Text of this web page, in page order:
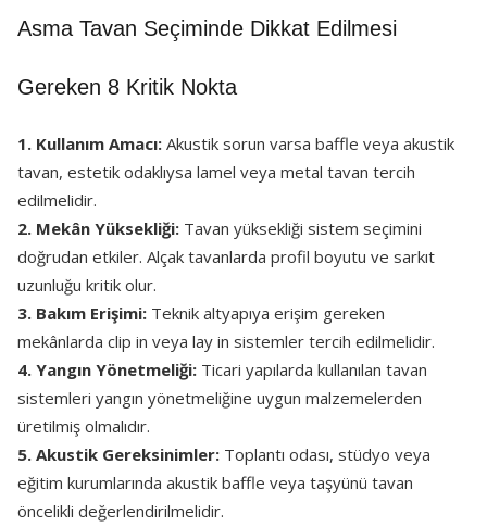
Asma Tavan Seçiminde Dikkat Edilmesi
Gereken 8 Kritik Nokta
1. Kullanım Amacı: Akustik sorun varsa baffle veya akustik
tavan, estetik odaklıysa lamel veya metal tavan tercih
edilmelidir.
2. Mekân Yüksekliği: Tavan yüksekliği sistem seçimini
doğrudan etkiler. Alçak tavanlarda profil boyutu ve sarkıt
uzunluğu kritik olur.
3. Bakım Erişimi: Teknik altyapıya erişim gereken
mekânlarda clip in veya lay in sistemler tercih edilmelidir.
4. Yangın Yönetmeliği: Ticari yapılarda kullanılan tavan
sistemleri yangın yönetmeliğine uygun malzemelerden
üretilmiş olmalıdır.
5. Akustik Gereksinimler: Toplantı odası, stüdyo veya
eğitim kurumlarında akustik baffle veya taşyünü tavan
öncelikli değerlendirilmelidir.